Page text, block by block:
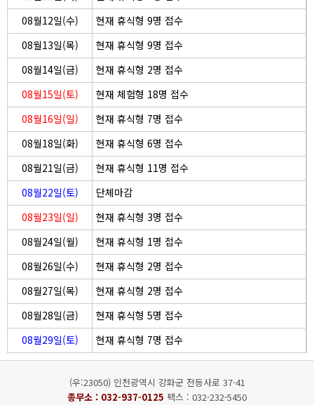
08월12일(수)
현재 휴식형 9명 접수
08월13일(목)
현재 휴식형 9명 접수
08월14일(금)
현재 휴식형 2명 접수
08월15일(토)
현재 체험형 18명 접수
08월16일(일)
현재 휴식형 7명 접수
08월18일(화)
현재 휴식형 6명 접수
08월21일(금)
현재 휴식형 11명 접수
08월22일(토)
단체마감
08월23일(일)
현재 휴식형 3명 접수
08월24일(월)
현재 휴식형 1명 접수
08월26일(수)
현재 휴식형 2명 접수
08월27일(목)
현재 휴식형 2명 접수
08월28일(금)
현재 휴식형 5명 접수
08월29일(토)
현재 휴식형 7명 접수
(우:23050) 인천광역시 강화군 전등사로 37-41
종무소 : 032-937-0125 팩스 : 032-232-5450